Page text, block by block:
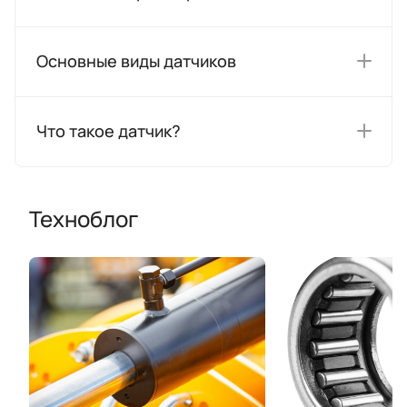
Основные виды датчиков
Что такое датчик?
Техноблог